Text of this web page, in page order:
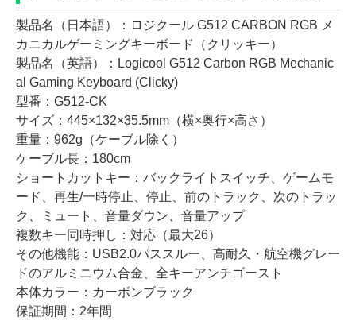
製品名（日本語）：ロジクール G512 CARBON RGB メ
カニカルゲーミングキーボード（クリッキー）
製品名（英語）：Logicool G512 Carbon RGB Mechanic
al Gaming Keyboard (Clicky)
型番：G512-CK
サイズ：445×132×35.5mm（横×奥行×高さ）
重量：962g（ケーブル除く）
ケーブル長：180cm
ショートカットキー：バックライトスイッチ、ゲームモ
ード、再生/一時停止、停止、前のトラック、次のトラッ
ク、ミュート、音量ダウン、音量アップ
複数キー同時押し：対応（最大26）
その他機能：USB2.0パススルー、高耐久・航空機グレー
ドのアルミニウム合金、全キーアンチゴースト
本体カラー：カーボンブラック
保証期間：2年間